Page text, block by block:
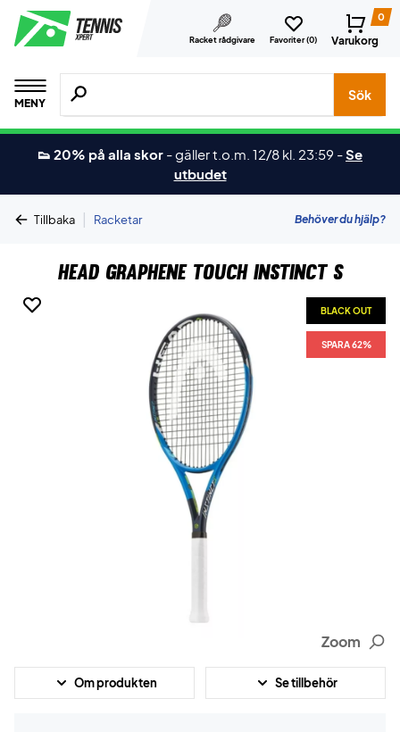
Racket rådgivare Favoriter (0)
0
Varukorg
MENY
Sök efter produkter, märken osv.
Sök
👟 20% på alla skor -gäller t.o.m. 12/8 kl. 23:59 -Se
utbudet
Tillbaka | Racketar Behöver du hjälp?
Head Graphene Touch Instinct S
BLACK OUT
SPARA 62%
Zoom
Om produkten Se tillbehör